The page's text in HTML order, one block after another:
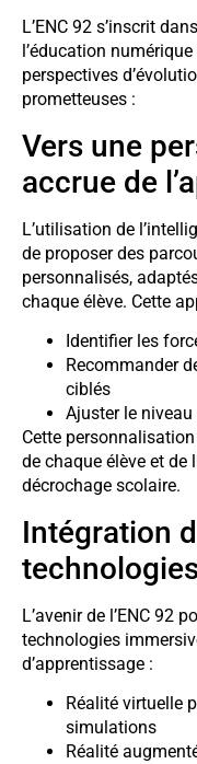
L’ENC 92 s’inscrit
l’éducation
perspectives
prometteuses :
Vers une
accrue de
L’utilisation de
de proposer des
personnalisés,
chaque élève. Cette
Identifier les
Recommander
ciblés
Ajuster le
Cette
de chaque élève et
décrochage scolaire.
Intégration
L’avenir de l’ENC 92
technologies
d’apprentissage :
Réalité virtuelle
simulations
Réalité